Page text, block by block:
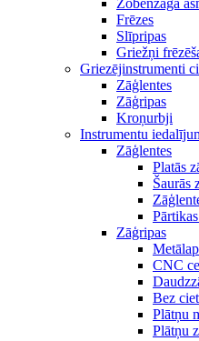
Zobenzāģa
Frēzes
Slīpripas
Griežņi
Griezējinstrumenti
Zāģlentes
Zāģripas
Kroņurbji
Instrumentu
Zāģlentes
Platās
Šaurās
Zāģripas
CNC
Bez
Plātņu
Plātņu